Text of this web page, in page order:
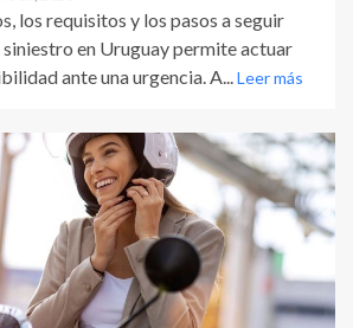
los requisitos y los pasos a seguir
siniestro en Uruguay permite actuar
ante una urgencia. A...Leer más